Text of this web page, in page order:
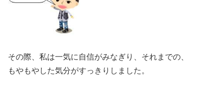
その際、私は一気に自信がみなぎり、それまでの、
もやもやした気分がすっきりしました。